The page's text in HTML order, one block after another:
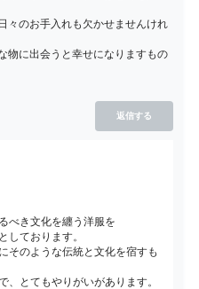
々のお手入れも欠かせませんけれ
物に出会うと幸せになりますもの
返信する
べき文化を纏う洋服を
しております。
そのような伝統と文化を宿すも
、とてもやりがいがあります。